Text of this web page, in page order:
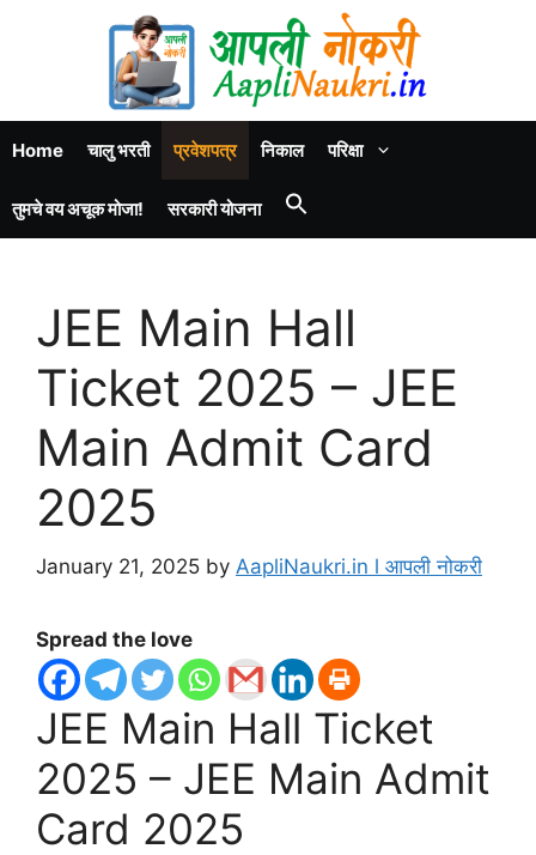
Home चालु भरती प्रवेशपत्र निकाल परिक्षा
तुमचे वय अचूक मोजा! सरकारी योजना
JEE Main Hall
Ticket 2025 – JEE
Main Admit Card
2025
January 21, 2025 by AapliNaukri.in l आपली नोकरी
Spread the love
JEE Main Hall Ticket
2025 – JEE Main Admit
Card 2025